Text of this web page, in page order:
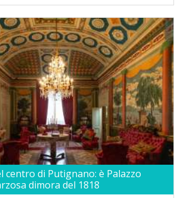
centro di Putignano: è Palazzo
dimora del 1818